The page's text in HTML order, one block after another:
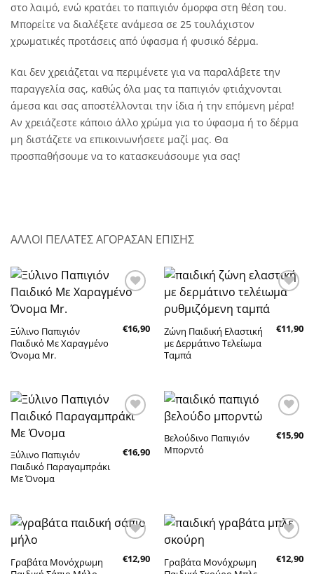
στο λαιμό, ενώ κρατάει το παπιγιόν όμορφα στη θέση του.
Μπορείτε να διαλέξετε ανάμεσα σε 25 τουλάχιστον
χρωματικές προτάσεις από ύφασμα ή φυσικό δέρμα.
Και δεν χρειάζεται να περιμένετε για να παραλάβετε την
παραγγελία σας, καθώς όλα μας τα παπιγιόν φτιάχνονται
άμεσα και σας αποστέλλονται την ίδια ή την επόμενη μέρα!
Αν χρειάζεστε κάποιο άλλο χρώμα για το ύφασμα ή το δέρμα
μη διστάζετε να επικοινωνήσετε μαζί μας. Θα
προσπαθήσουμε να το κατασκευάσουμε για σας!
ΑΛΛΟΙ ΠΕΛΑΤΕΣ ΑΓΟΡΑΣΑΝ ΕΠΙΣΗΣ
Πρόσθήκη
Ξύλινο Παπιγιόν
Παιδικό Με Χαραγμένο
Όνομα Mr.
€16,90
Πρόσθήκη
στην λίστα
Ζώνη Παιδική Ελαστική
με Δερμάτινο Τελείωμα
Ταμπά
€11,90
Πρόσθήκη
Ξύλινο Παπιγιόν
Παιδικό Παραγαμπράκι
Με Όνομα
€16,90
στην λίστα
Βελούδινο Παπιγιόν
Μπορντό
€15,90
στην λίστα
επιθυμητών
Γραβάτα Μονόχρωμη
€12,90
στην λίστα
επιθυμητών
Γραβάτα Μονόχρωμη
€12,90